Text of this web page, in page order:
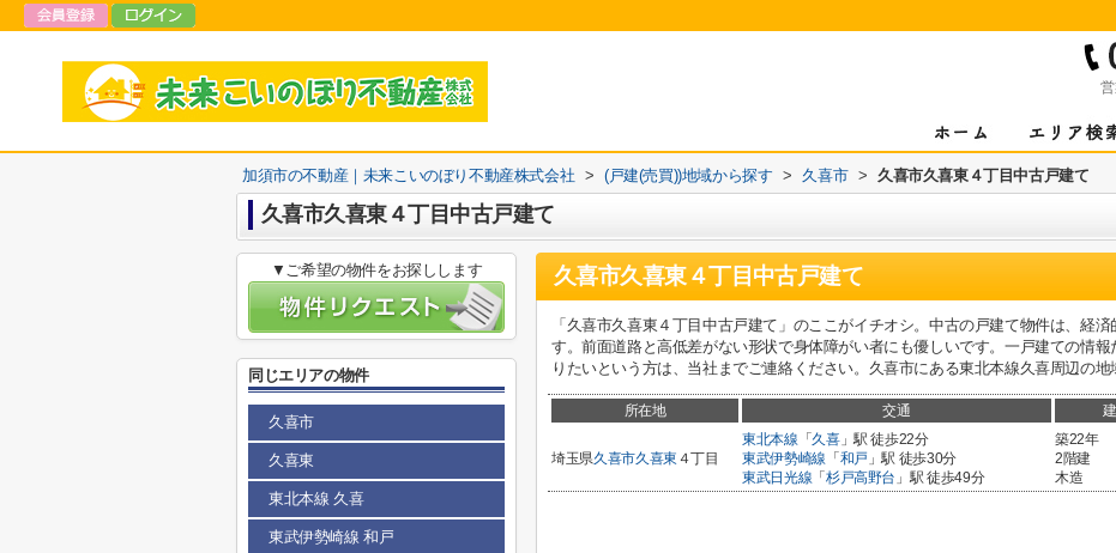
加須市の不動産｜未来こいのぼり不動産株式会社 > (戸建(売買))地域から探す > 久喜市 > 久喜市久喜東４丁目中古戸建て
久喜市久喜東４丁目中古戸建て
久喜市久喜東４丁目中古戸建て
「久喜市久喜東４丁目中古戸建て」のここがイチオシ。中古の戸建て物件は、経
す。前面道路と高低差がない形状で身体障がい者にも優しいです。一戸建ての情
りたいという方は、当社までご連絡ください。久喜市にある東北本線久喜周辺の地
所在地 交通
埼玉県久喜市久喜東 ４丁目
東北本線 「 久喜」駅 徒歩22分
東武伊勢崎線 「 和戸」駅 徒歩30分
東武日光線 「 杉戸高野台 」駅 徒歩49分
築22年
2階建
木造
▼ご希望の物件をお探しします
同じエリアの物件
久喜市
久喜東
東北本線 久喜
東武伊勢崎線 和戸